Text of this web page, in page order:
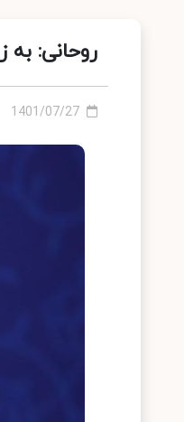
روحانی:
1401/07/27